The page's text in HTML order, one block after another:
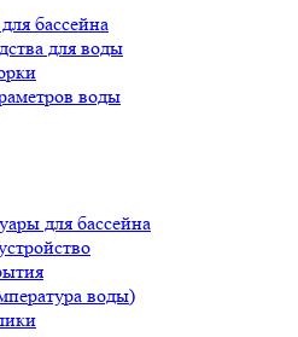
бассейна
для воды
воды
для бассейна
воды)